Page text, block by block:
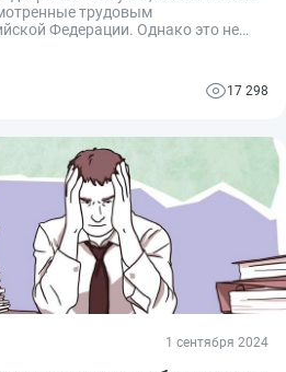
трудовым
Федерации. Однако это не
общие правила сокращения
увольнения по сокращению
отпуске.
17 298
1 сентября 2024